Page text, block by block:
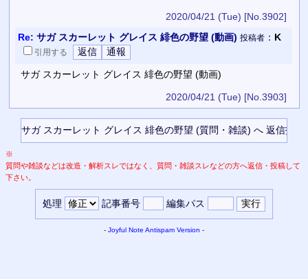
2020/04/21 (Tue) [No.3902]
Re: サガ スカーレット グレイス 緋色の野望 (動画) 投稿者： K
引用する
サガ スカーレット グレイス 緋色の野望 (動画)
2020/04/21 (Tue) [No.3903]
※
質問や雑談などは改造・解析スレではなく、質問・雑談スレなどの方へ返信・投稿して
下さい。
処理 記事番号 編集パス
- Joyful Note Antispam Version -